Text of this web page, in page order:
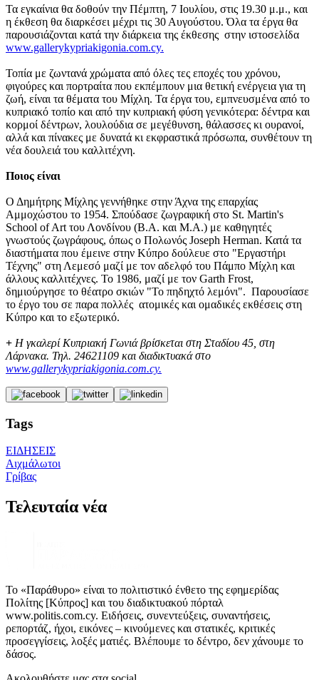
Τα εγκαίνια θα δοθούν την Πέμπτη, 7 Ιουλίου, στις 19.30 μ.μ., και
η έκθεση θα διαρκέσει μέχρι τις 30 Αυγούστου. Όλα τα έργα θα
παρουσιάζονται κατά την διάρκεια της έκθεσης στην ιστοσελίδα
www.gallerykypriakigonia.com.cy.
Τοπία με ζωντανά χρώματα από όλες τες εποχές του χρόνου,
φιγούρες και πορτραίτα που εκπέμπουν μια θετική ενέργεια για τη
ζωή, είναι τα θέματα του Μίχλη. Τα έργα του, εμπνευσμένα από το
κυπριακό τοπίο και από την κυπριακή φύση γενικότερα: δέντρα και
κορμοί δέντρων, λουλούδια σε μεγέθυνση, θάλασσες κι ουρανοί,
αλλά και πίνακες με δυνατά κι εκφραστικά πρόσωπα, συνθέτουν τη
νέα δουλειά του καλλιτέχνη.
Ποιος είναι
Ο Δημήτρης Μίχλης γεννήθηκε στην Άχνα της επαρχίας
Αμμοχώστου το 1954. Σπούδασε ζωγραφική στο St. Martin's
School of Art του Λονδίνου (Β.Α. και Μ.Α.) με καθηγητές
γνωστούς ζωγράφους, όπως ο Πολωνός Joseph Herman. Κατά τα
διαστήματα που έμεινε στην Κύπρο δούλευε στο "Εργαστήρι
Τέχνης" στη Λεμεσό μαζί με τον αδελφό του Πάμπο Μίχλη και
άλλους καλλιτέχνες. Το 1986, μαζί με τον Garth Frost,
δημιούργησε το θέατρο σκιών "Το πηδηχτό λεμόνι". Παρουσίασε
το έργο του σε παρα πολλές ατομικές και ομαδικές εκθέσεις στη
Κύπρο και το εξωτερικό.
+ Η γκαλερί Κυπριακή Γωνιά βρίσκεται στη Σταδίου 45, στη
Λάρνακα. Τηλ. 24621109 και διαδικτυακά στο
www.gallerykypriakigonia.com.cy.
Tags
ΕΙΔΗΣΕΙΣ
Αιχμάλωτοι
Γρίβας
Τελευταία νέα
Το «Παράθυρο» είναι το πολιτιστικό ένθετο της εφημερίδας
Πολίτης [Κύπρος] και του διαδικτυακού πόρταλ
www.politis.com.cy. Ειδήσεις, συνεντεύξεις, συναντήσεις,
ρεπορτάζ, ήχοι, εικόνες – κινούμενες και στατικές, κριτικές
προσεγγίσεις, λοξές ματιές. Βλέπουμε το δέντρο, δεν χάνουμε το
δάσος.